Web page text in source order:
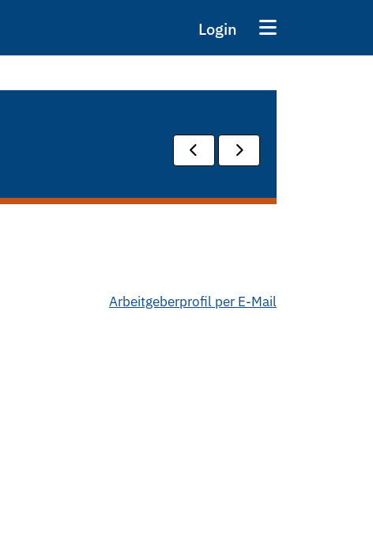
Login
Arbeitgeberprofil per E-Mail